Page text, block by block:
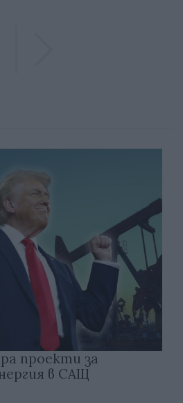
проекти за
в САЩ